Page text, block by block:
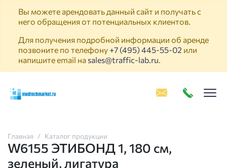
Вы можете арендовать данный сайт и получать с
него обращения от потенциальных клиентов.
Для получения подробной информации об аренде
позвоните по телефону +7 (495) 445-55-02 или
напишите email на sales@traffic-lab.ru.
Главная Каталог продукции
W6155 ЭТИБОНД 1, 180 см,
зеленый, лигатура